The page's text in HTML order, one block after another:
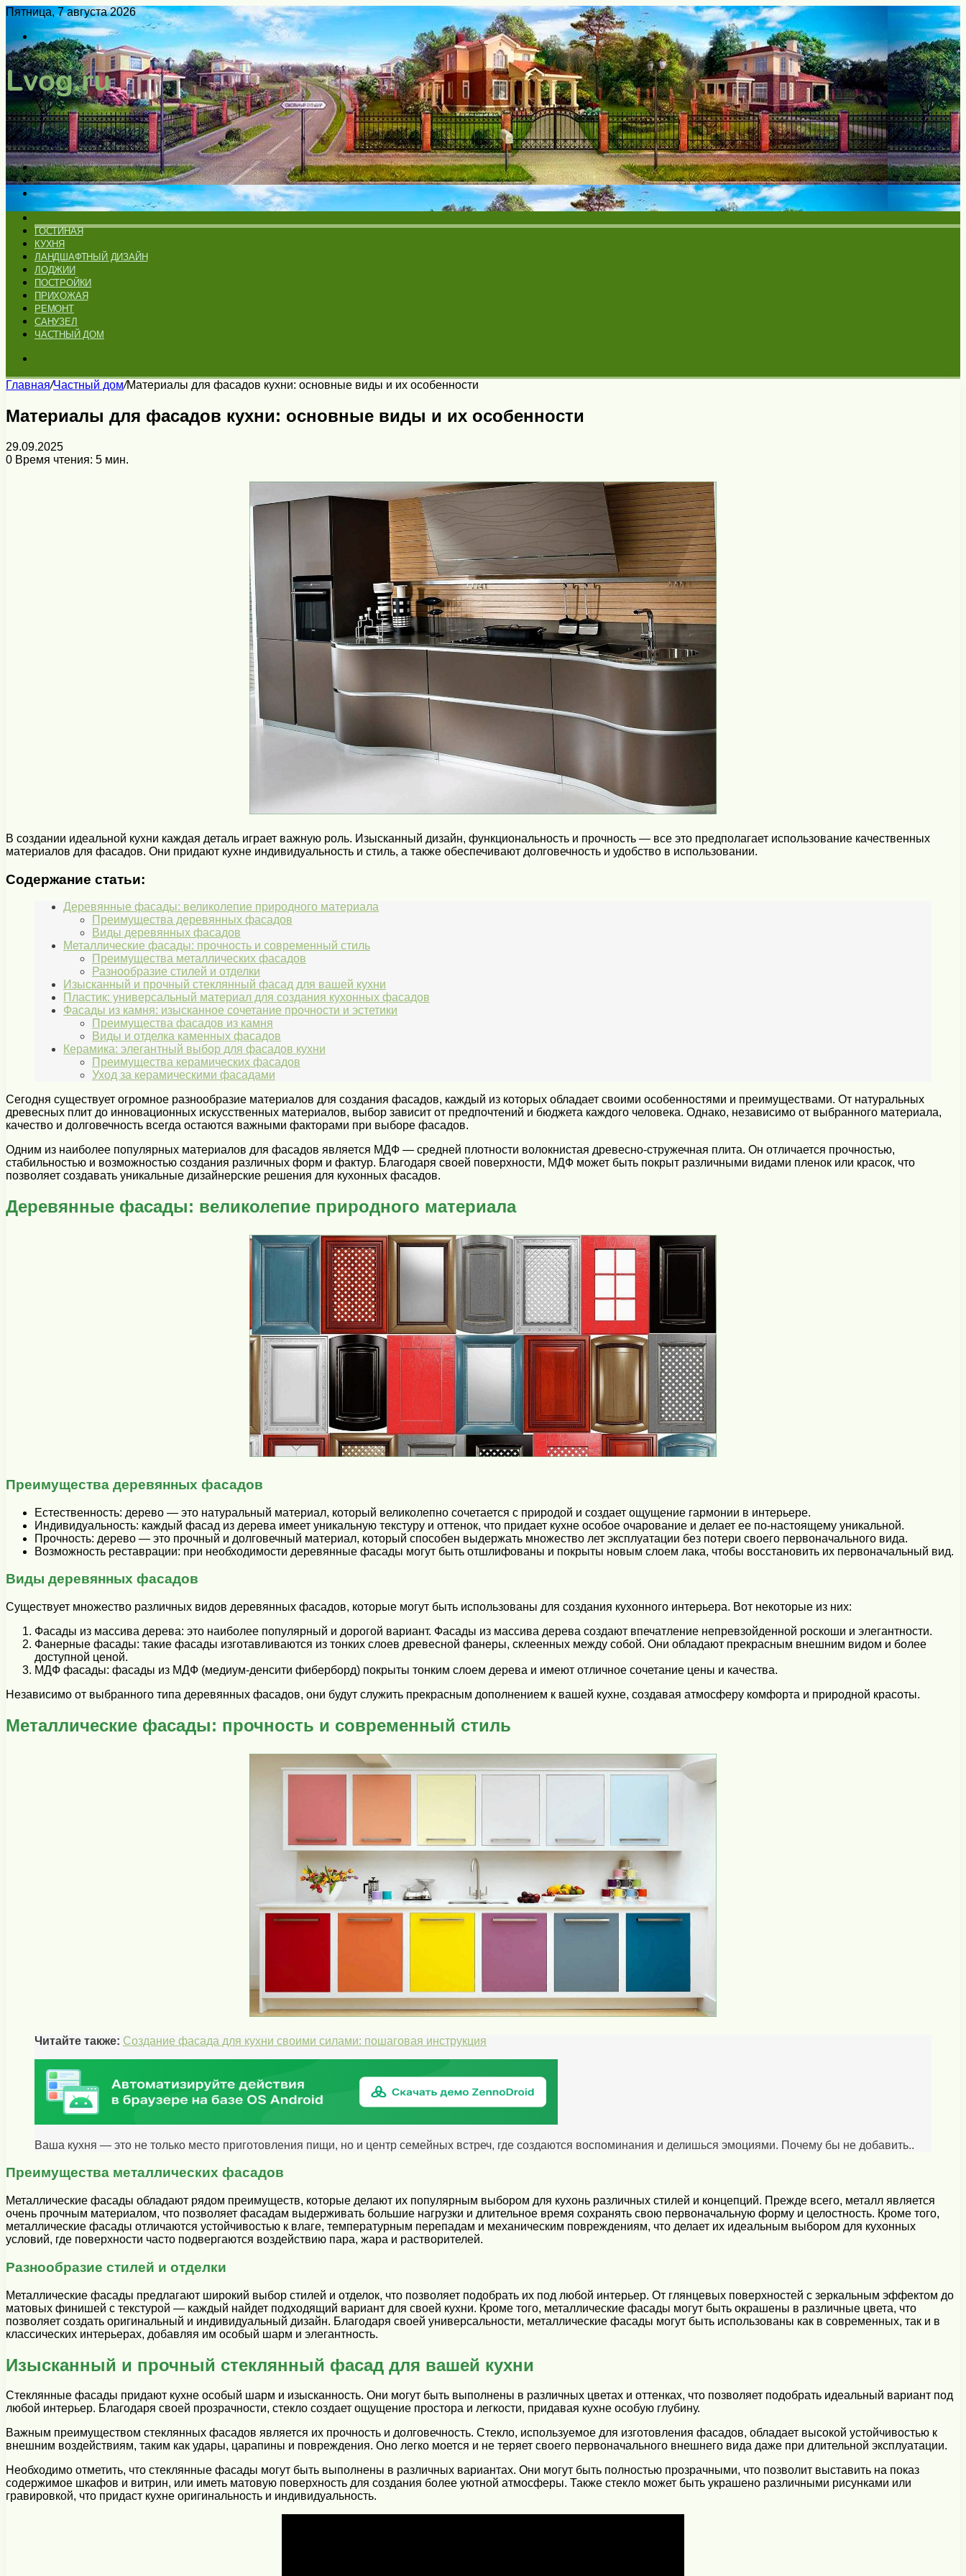
Пятница, 7 августа 2026
Войти
Switch
skin
Меню
Искать
Switch
skin
ГОСТИНАЯ
КУХНЯ
ЛАНДШАФТНЫЙ ДИЗАЙН
ЛОДЖИИ
ПОСТРОЙКИ
ПРИХОЖАЯ
РЕМОНТ
САНУЗЕЛ
ЧАСТНЫЙ ДОМ
Главная/Частный дом/Материалы для фасадов кухни: основные виды и их особенности
Материалы для фасадов кухни: основные виды и их особенности
29.09.2025
0 Время чтения: 5 мин.
В создании идеальной кухни каждая деталь играет важную роль. Изысканный дизайн, функциональность и прочность — все это предполагает использование качественных
материалов для фасадов. Они придают кухне индивидуальность и стиль, а также обеспечивают долговечность и удобство в использовании.
Содержание статьи:
Деревянные фасады: великолепие природного материала
Преимущества деревянных фасадов
Виды деревянных фасадов
Металлические фасады: прочность и современный стиль
Преимущества металлических фасадов
Разнообразие стилей и отделки
Изысканный и прочный стеклянный фасад для вашей кухни
Пластик: универсальный материал для создания кухонных фасадов
Фасады из камня: изысканное сочетание прочности и эстетики
Преимущества фасадов из камня
Виды и отделка каменных фасадов
Керамика: элегантный выбор для фасадов кухни
Преимущества керамических фасадов
Уход за керамическими фасадами
Сегодня существует огромное разнообразие материалов для создания фасадов, каждый из которых обладает своими особенностями и преимуществами. От натуральных
древесных плит до инновационных искусственных материалов, выбор зависит от предпочтений и бюджета каждого человека. Однако, независимо от выбранного материала,
качество и долговечность всегда остаются важными факторами при выборе фасадов.
Одним из наиболее популярных материалов для фасадов является МДФ — средней плотности волокнистая древесно-стружечная плита. Он отличается прочностью,
стабильностью и возможностью создания различных форм и фактур. Благодаря своей поверхности, МДФ может быть покрыт различными видами пленок или красок, что
позволяет создавать уникальные дизайнерские решения для кухонных фасадов.
Деревянные фасады: великолепие природного материала
Преимущества деревянных фасадов
Естественность: дерево — это натуральный материал, который великолепно сочетается с природой и создает ощущение гармонии в интерьере.
Индивидуальность: каждый фасад из дерева имеет уникальную текстуру и оттенок, что придает кухне особое очарование и делает ее по-настоящему уникальной.
Прочность: дерево — это прочный и долговечный материал, который способен выдержать множество лет эксплуатации без потери своего первоначального вида.
Возможность реставрации: при необходимости деревянные фасады могут быть отшлифованы и покрыты новым слоем лака, чтобы восстановить их первоначальный вид.
Виды деревянных фасадов
Существует множество различных видов деревянных фасадов, которые могут быть использованы для создания кухонного интерьера. Вот некоторые из них:
Фасады из массива дерева: это наиболее популярный и дорогой вариант. Фасады из массива дерева создают впечатление непревзойденной роскоши и элегантности.
Фанерные фасады: такие фасады изготавливаются из тонких слоев древесной фанеры, склеенных между собой. Они обладают прекрасным внешним видом и более
доступной ценой.
МДФ фасады: фасады из МДФ (медиум-денсити фиберборд) покрыты тонким слоем дерева и имеют отличное сочетание цены и качества.
Независимо от выбранного типа деревянных фасадов, они будут служить прекрасным дополнением к вашей кухне, создавая атмосферу комфорта и природной красоты.
Металлические фасады: прочность и современный стиль
Читайте также: Создание фасада для кухни своими силами: пошаговая инструкция
Ваша кухня — это не только место приготовления пищи, но и центр семейных встреч, где создаются воспоминания и делишься эмоциями. Почему бы не добавить..
Преимущества металлических фасадов
Металлические фасады обладают рядом преимуществ, которые делают их популярным выбором для кухонь различных стилей и концепций. Прежде всего, металл является
очень прочным материалом, что позволяет фасадам выдерживать большие нагрузки и длительное время сохранять свою первоначальную форму и целостность. Кроме того,
металлические фасады отличаются устойчивостью к влаге, температурным перепадам и механическим повреждениям, что делает их идеальным выбором для кухонных
условий, где поверхности часто подвергаются воздействию пара, жара и растворителей.
Разнообразие стилей и отделки
Металлические фасады предлагают широкий выбор стилей и отделок, что позволяет подобрать их под любой интерьер. От глянцевых поверхностей с зеркальным эффектом до
матовых финишей с текстурой — каждый найдет подходящий вариант для своей кухни. Кроме того, металлические фасады могут быть окрашены в различные цвета, что
позволяет создать оригинальный и индивидуальный дизайн. Благодаря своей универсальности, металлические фасады могут быть использованы как в современных, так и в
классических интерьерах, добавляя им особый шарм и элегантность.
Изысканный и прочный стеклянный фасад для вашей кухни
Стеклянные фасады придают кухне особый шарм и изысканность. Они могут быть выполнены в различных цветах и оттенках, что позволяет подобрать идеальный вариант под
любой интерьер. Благодаря своей прозрачности, стекло создает ощущение простора и легкости, придавая кухне особую глубину.
Важным преимуществом стеклянных фасадов является их прочность и долговечность. Стекло, используемое для изготовления фасадов, обладает высокой устойчивостью к
внешним воздействиям, таким как удары, царапины и повреждения. Оно легко моется и не теряет своего первоначального внешнего вида даже при длительной эксплуатации.
Необходимо отметить, что стеклянные фасады могут быть выполнены в различных вариантах. Они могут быть полностью прозрачными, что позволит выставить на показ
содержимое шкафов и витрин, или иметь матовую поверхность для создания более уютной атмосферы. Также стекло может быть украшено различными рисунками или
гравировкой, что придаст кухне оригинальность и индивидуальность.